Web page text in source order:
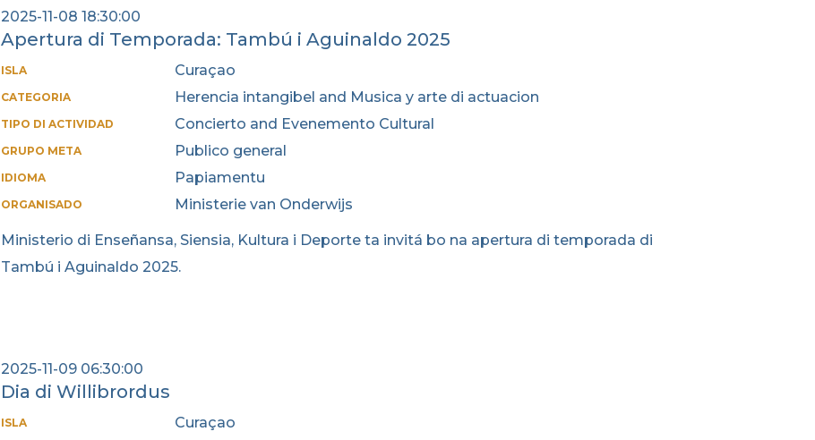
2025-11-08 18:30:00
Apertura di Temporada: Tambú i Aguinaldo 2025
ISLA Curaçao
CATEGORIA Herencia intangibel and Musica y arte di actuacion
TIPO DI ACTIVIDAD Concierto and Evenemento Cultural
GRUPO META Publico general
IDIOMA Papiamentu
ORGANISADO Ministerie van Onderwijs
Ministerio di Enseñansa, Siensia, Kultura i Deporte ta invitá bo na apertura di temporada di
Tambú i Aguinaldo 2025.
2025-11-09 06:30:00
Dia di Willibrordus
ISLA Curaçao